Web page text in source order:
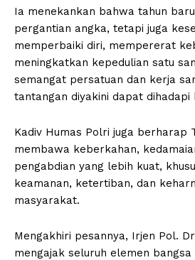
Ia menekankan bahwa tahun
pergantian angka, tetapi juga
memperbaiki diri, mempererat
meningkatkan kepedulian satu
semangat persatuan dan kerja
tantangan diyakini dapat dihadapi
Kadiv Humas Polri juga berharap
membawa keberkahan,
pengabdian yang lebih kuat,
keamanan, ketertiban, dan
masyarakat.
Mengakhiri pesannya, Irjen Pol.
mengajak seluruh elemen